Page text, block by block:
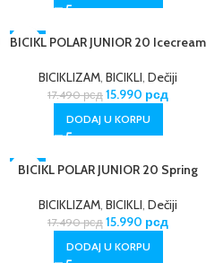
-9%
BICIKL POLAR JUNIOR 20 Icecream
BICIKLIZAM, BICIKLI, Dečiji
17.490рсд 15.990 рсд
DODAJ U KORPU
-9%
BICIKL POLAR JUNIOR 20 Spring
BICIKLIZAM, BICIKLI, Dečiji
17.490рсд 15.990 рсд
DODAJ U KORPU